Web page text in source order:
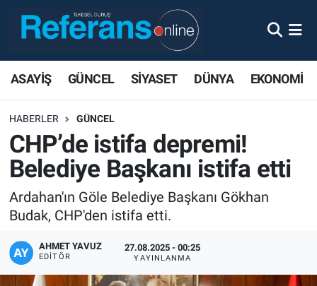
ASAYİŞ GÜNCEL SİYASET DÜNYA EKONOMİ
HABERLER GÜNCEL
CHP’de istifa depremi!
Belediye Başkanı istifa etti
Ardahan'ın Göle Belediye Başkanı Gökhan
Budak, CHP'den istifa etti.
AHMET YAVUZ
EDITÖR
27.08.2025 - 00:25
YAYINLANMA